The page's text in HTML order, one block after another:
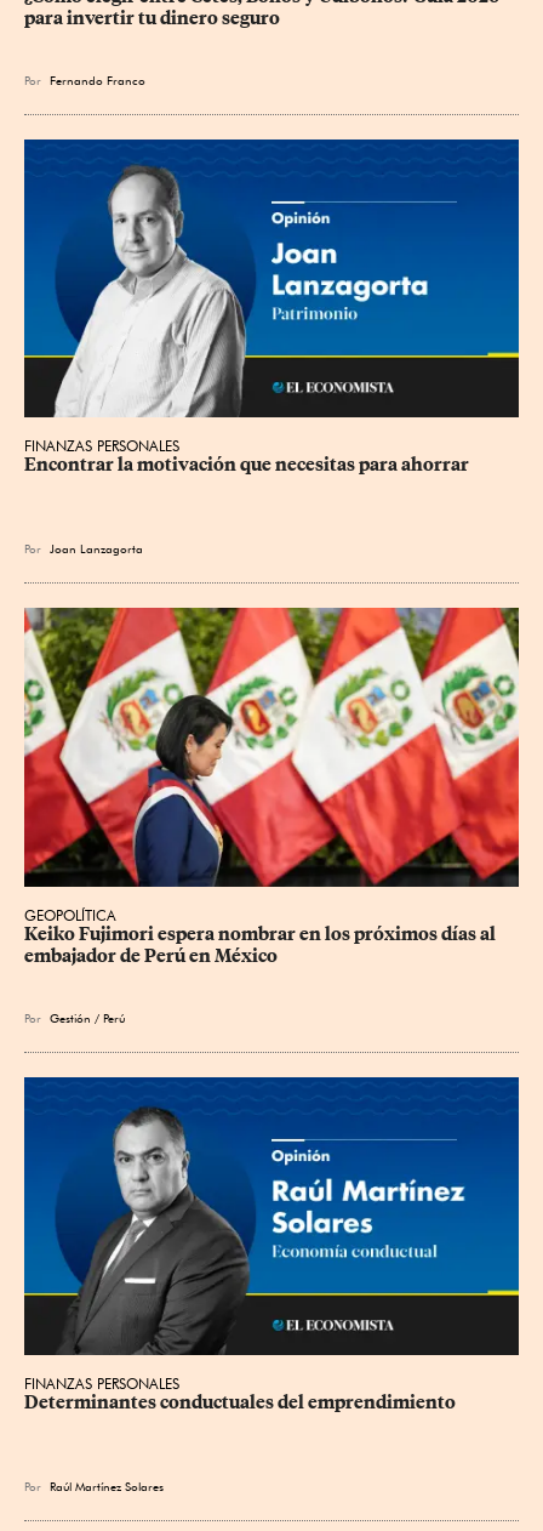
para invertir tu dinero seguro
Por Fernando Franco
FINANZAS PERSONALES
Encontrar la motivación que necesitas para ahorrar
Por Joan Lanzagorta
GEOPOLÍTICA
Keiko Fujimori espera nombrar en los próximos días al
embajador de Perú en México
Por Gestión / Perú
FINANZAS PERSONALES
Determinantes conductuales del emprendimiento
Por Raúl Martínez Solares